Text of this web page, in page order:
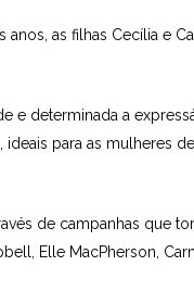
as filhas Cecília e
e determinada a
para as mulheres
de campanhas que
Elle MacPherson,